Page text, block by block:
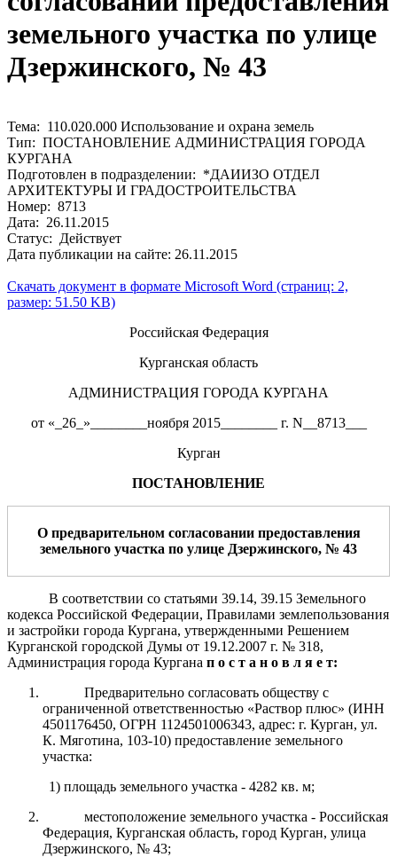
земельного участка по улице
Дзержинского, № 43
Тема: 110.020.000 Использование и охрана земель
Тип: ПОСТАНОВЛЕНИЕ АДМИНИСТРАЦИЯ ГОРОДА
КУРГАНА
Подготовлен в подразделении: *ДАИИЗО ОТДЕЛ
АРХИТЕКТУРЫ И ГРАДОСТРОИТЕЛЬСТВА
Номер: 8713
Дата: 26.11.2015
Статус: Действует
Дата публикации на сайте: 26.11.2015
Скачать документ в формате Microsoft Word (страниц: 2,
размер: 51.50 KB)
Российская Федерация
Курганская область
АДМИНИСТРАЦИЯ ГОРОДА КУРГАНА
от «_26_»________ноября 2015________ г. N__8713___
Курган
ПОСТАНОВЛЕНИЕ
Опредварительном согласовании предоставления
земельного участка по улице Дзержинского, № 43
В соответствии со статьями 39.14, 39.15 Земельного
кодекса Российской Федерации, Правилами землепользования
и застройки города Кургана, утвержденными Решением
Курганской городской Думы от 19.12.2007 г. № 318,
Администрация города Кургана п о с т а н о в л я е т:
Предварительно согласовать обществу с
ограниченной ответственностью «Раствор плюс» (ИНН
4501176450, ОГРН 1124501006343, адрес: г. Курган, ул.
К. Мяготина, 103-10) предоставление земельного
участка:
1) площадь земельного участка - 4282 кв. м;
местоположение земельного участка - Российская
Федерация, Курганская область, город Курган, улица
Дзержинского, № 43;